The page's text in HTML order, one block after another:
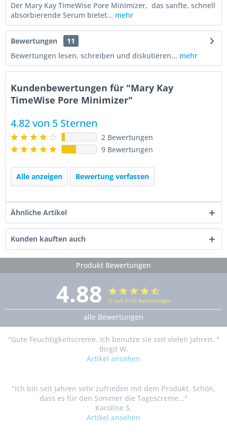
Der Mary Kay TimeWise Pore Minimizer, das sanfte, schnell
absorbierende Serum bietet... mehr
Bewertungen
11
Bewertungen lesen, schreiben und diskutieren... mehr
Kundenbewertungen für "Mary Kay
TimeWise Pore Minimizer"
4.82 von 5 Sternen
2 Bewertungen
9 Bewertungen
Alle anzeigen Bewertung verfassen
Ähnliche Artikel
Kunden kauften auch
Produkt Bewertungen
4.88 ∅ aus 3133 Bewertungen
alle Bewertungen
"Gute Feuchtigkeitscreme. Ich benutze sie seit vielen Jahren. "
Birgit W.
Artikel ansehen
"Ich bin seit Jahren sehr zufrieden mit dem Produkt. Schön,
dass es für den Sommer die Tagescreme..."
Karoline S.
Artikel ansehen